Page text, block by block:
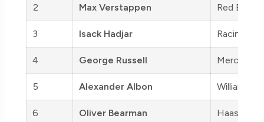
2 Max Verstappen Red Bull
3 Isack Hadjar Racing
4 George Russell Mercedes
5 Alexander Albon Williams
6 Oliver Bearman Haas